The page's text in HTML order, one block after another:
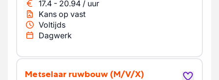
17.4 - 20.94 / uur
Kans op vast
Voltijds
Dagwerk
Metselaar ruwbouw (M/V/X)